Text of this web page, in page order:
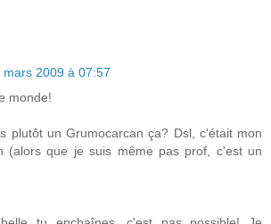
mars 2009 à 07:57
monde!
plutôt un Grumocarcan ça? Dsl, c'était mon
(alors que je suis même pas prof, c'est un